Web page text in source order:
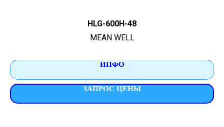
HLG-600H-48
MEAN WELL
ИНФО
ЗАПРОС ЦЕНЫ